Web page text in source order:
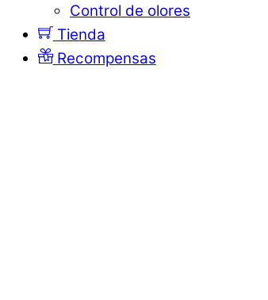
Control de olores
Tienda
Recompensas